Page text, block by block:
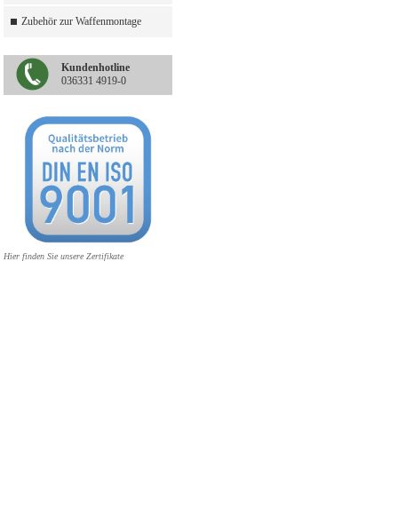
Zubehör zur Waffenmontage
Kundenhotline
036331 4919-0
Hier finden Sie unsere Zertifikate